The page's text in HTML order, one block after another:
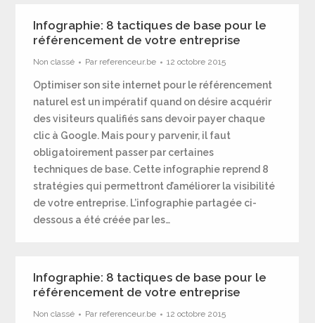
Infographie: 8 tactiques de base pour le
référencement de votre entreprise
Non classé Par referenceur.be 12 octobre 2015
Optimiser son site internet pour le référencement
naturel est un impératif quand on désire acquérir
des visiteurs qualifiés sans devoir payer chaque
clic à Google. Mais pour y parvenir, il faut
obligatoirement passer par certaines
techniques de base. Cette infographie reprend 8
stratégies qui permettront d’améliorer la visibilité
de votre entreprise. L’infographie partagée ci-
dessous a été créée par les…
Infographie: 8 tactiques de base pour le
référencement de votre entreprise
Non classé Par referenceur.be 12 octobre 2015